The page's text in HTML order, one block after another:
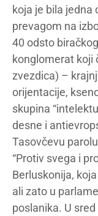
koja je bila jedna
prevagom na
40 odsto
konglomerat koji
zvezdica) –
orijentacije,
skupina
desne i
Tasovčevu
“Protiv svega i
Berluskonija,
ali zato u
poslanika. U